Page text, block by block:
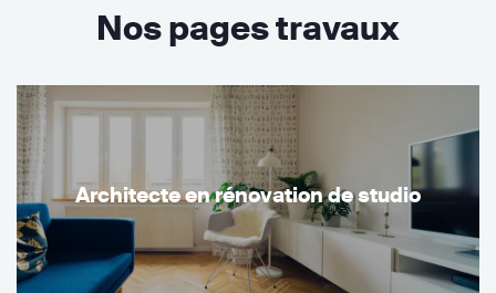
Nos pages travaux
Architecte en rénovation de studio